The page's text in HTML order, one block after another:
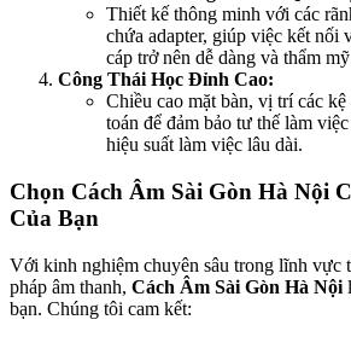
Thiết kế thông minh với các
chứa adapter, giúp việc kết nối
cáp trở nên dễ dàng và thẩm
Công Thái Học Đỉnh Cao:
Chiều cao mặt bàn, vị trí các
toán để đảm bảo tư thế làm
hiệu suất làm việc lâu dài.
Chọn Cách Âm Sài Gòn Hà Nội
Của Bạn
Với kinh nghiệm chuyên sâu trong lĩnh vực
pháp âm thanh, Cách Âm Sài Gòn Hà Nội
bạn. Chúng tôi cam kết: